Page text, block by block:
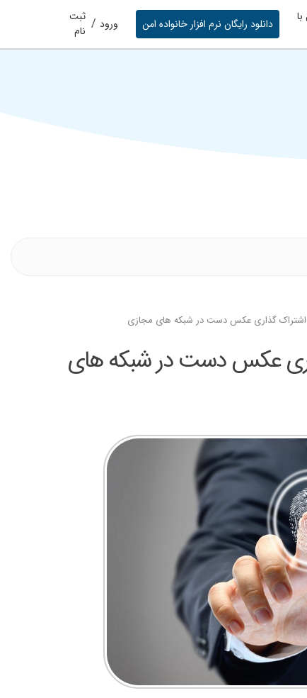
دانلود رایگان نرم افزار خانواده امن ورود / ثبت
نام
اشتراک گذاری عکس دست در شبکه های مجازی
عکس دست در شبکه های